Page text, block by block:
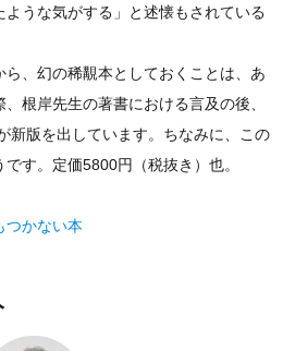
うな気がする」と述懐もされている
、幻の稀覯本としておくことは、あ
根岸先生の著書における言及の後、
新版を出しています。ちなみに、この
す。定価5800円（税抜き）也。
つかない本